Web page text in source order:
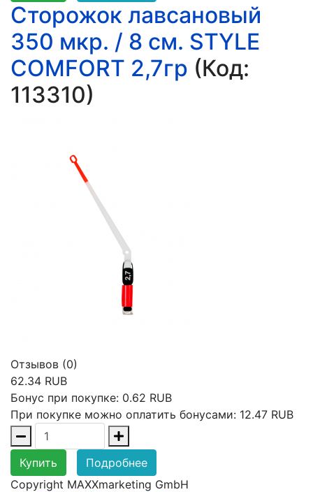
Сторожок лавсановый
350 мкр. / 8 см. STYLE
COMFORT 2,7гр (Код:
113310)
Отзывов (0)
62.34 RUB
Бонус при покупке: 0.62 RUB
При покупке можно оплатить бонусами: 12.47 RUB
Купить
Подробнее
Copyright MAXXmarketing GmbH